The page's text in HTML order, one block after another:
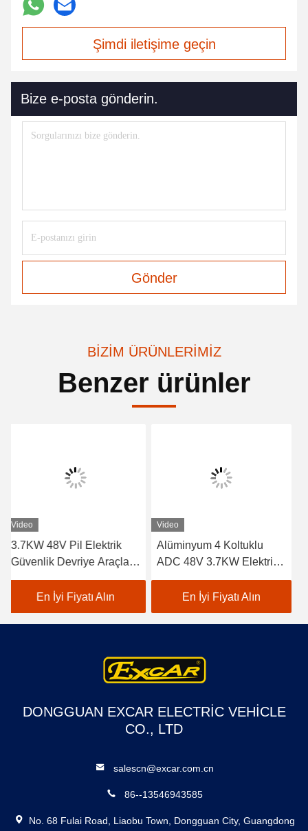
Şimdi iletişime geçin
Bize e-posta gönderin.
Gönder
BIZIM ÜRÜNLERIMIZ
Benzer ürünler
Video
Alüminyum 4 Koltuklu
ADC 48V 3.7KW Elektrikli
Devriye Araba / Elektrikli
Gezi Teknesi
En İyi Fiyatı Alın
Video
4 ön koltuk ve 2 arka
koltuk elektrikli golf
arabası 48V lityum pil ile
çalıştırılırEn İyi Fiyatı Alın
DONGGUAN EXCAR ELECTRIC VEHICLE
CO., LTD
salescn@excar.com.cn
86--13546943585
No. 68 Fulai Road, Liaobu Town, Dongguan City, Guangdong